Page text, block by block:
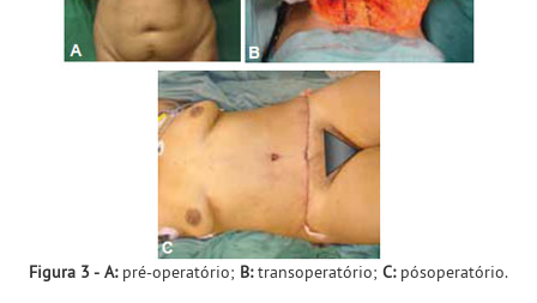
Figura 3 - A:pré-operatório; B:transoperatório; C:pósoperatório.